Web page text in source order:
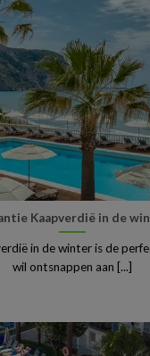
Kaapverdië in de
in de winter is de
wil ontsnappen aan [...]